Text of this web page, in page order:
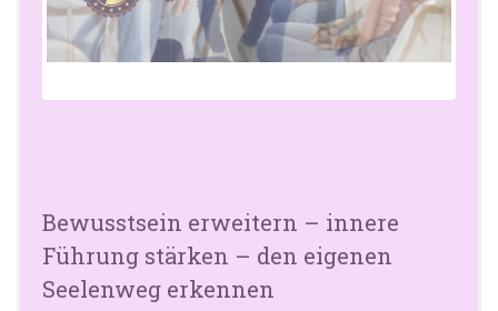
Bewusstsein erweitern – innere
Führung stärken – den eigenen
Seelenweg erkennen